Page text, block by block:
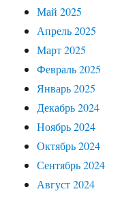
Май 2025
Апрель 2025
Март 2025
Февраль 2025
Январь 2025
Декабрь 2024
Ноябрь 2024
Октябрь 2024
Сентябрь 2024
Август 2024